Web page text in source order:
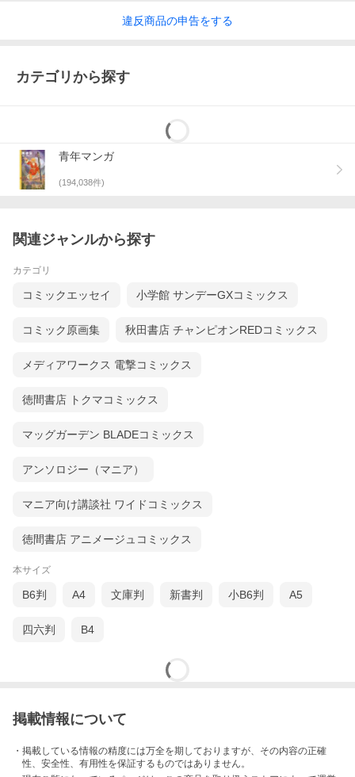
違反商品の申告をする
カテゴリから探す
青年マンガ
(194,038件)
関連ジャンルから探す
カテゴリ
コミックエッセイ 小学館 サンデーGXコミックス
コミック原画集 秋田書店 チャンピオンREDコミックス
メディアワークス 電撃コミックス
徳間書店 トクマコミックス
マッグガーデン BLADEコミックス
アンソロジー（マニア）
マニア向け講談社 ワイドコミックス
徳間書店 アニメージュコミックス
本サイズ
B6判 A4 文庫判 新書判 小B6判 A5
四六判 B4
掲載情報について
・掲載している情報の精度には万全を期しておりますが、その内容の正確
性、安全性、有用性を保証するものではありません。